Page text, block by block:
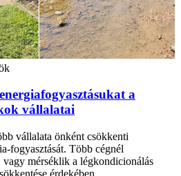
a
vállalatai
vállalata önként csökkenti
fogyasztását. Több cégnél
vagy mérséklik a légkondicionálás